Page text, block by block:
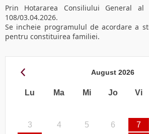
Prin Hotararea Consiliului General
108/03.04.2026.
Se incheie programulul de acordare a
pentru constituirea familiei.
August 2026
Lu Ma Mi Jo Vi
3
4 5 6 7